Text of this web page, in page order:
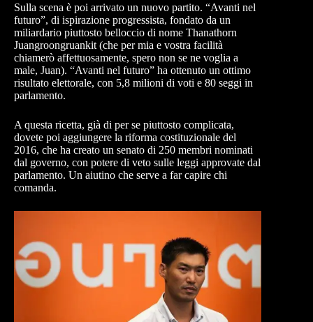
Sulla scena è poi arrivato un nuovo partito. “Avanti nel
futuro”, di ispirazione progressista, fondato da un
miliardario piuttosto belloccio di nome Thanathorn
Juangroongruankit (che per mia e vostra facilità
chiamerò affettuosamente, spero non se ne voglia a
male, Juan). “Avanti nel futuro” ha ottenuto un ottimo
risultato elettorale, con 5,8 milioni di voti e 80 seggi in
parlamento.
A questa ricetta, già di per se piuttosto complicata,
dovete poi aggiungere la riforma costituzionale del
2016, che ha creato un senato di 250 membri nominati
dal governo, con potere di veto sulle leggi approvate dal
parlamento. Un aiutino che serve a far capire chi
comanda.